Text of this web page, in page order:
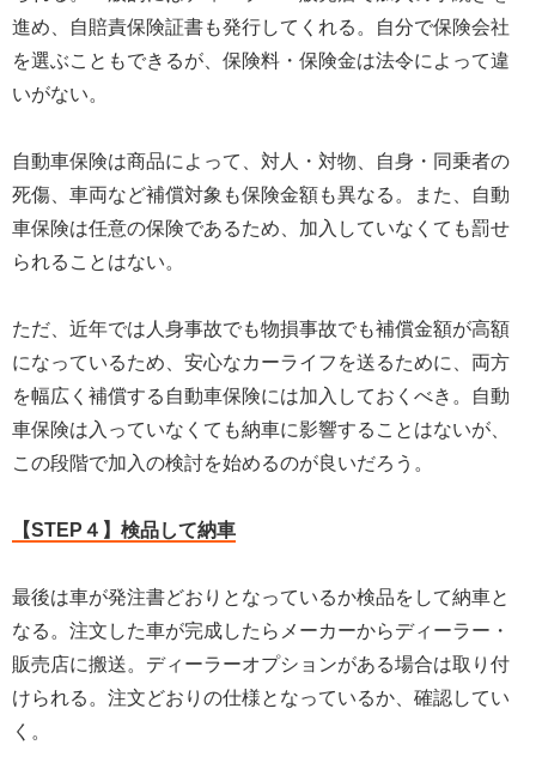
進め、自賠責保険証書も発行してくれる。自分で保険会社
を選ぶこともできるが、保険料・保険金は法令によって違
いがない。
自動車保険は商品によって、対人・対物、自身・同乗者の
死傷、車両など補償対象も保険金額も異なる。また、自動
車保険は任意の保険であるため、加入していなくても罰せ
られることはない。
ただ、近年では人身事故でも物損事故でも補償金額が高額
になっているため、安心なカーライフを送るために、両方
を幅広く補償する自動車保険には加入しておくべき。自動
車保険は入っていなくても納車に影響することはないが、
この段階で加入の検討を始めるのが良いだろう。
【STEP４】検品して納車
最後は車が発注書どおりとなっているか検品をして納車と
なる。注文した車が完成したらメーカーからディーラー・
販売店に搬送。ディーラーオプションがある場合は取り付
けられる。注文どおりの仕様となっているか、確認してい
く。